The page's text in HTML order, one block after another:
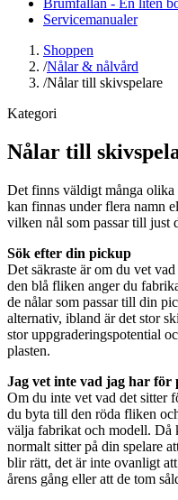
Servicemanualer
Shoppen
/Nålar & nålvård
/Nålar till skivspelare
Kategori
Nålar till
Det finns väldigt många
kan finnas under flera namn
vilken nål som passar till just
Sök efter din pickup
Det säkraste är om du vet
den blå fliken anger du
de nålar som passar till din
alternativ, ibland är det stor
stor uppgraderingspotential
plasten.
Jag vet inte vad jag har för
Om du inte vet vad det sitter
du byta till den röda fliken
välja fabrikat och modell. Då
normalt sitter på din spelare
blir rätt, det är inte ovanligt
årens gång eller att de tom